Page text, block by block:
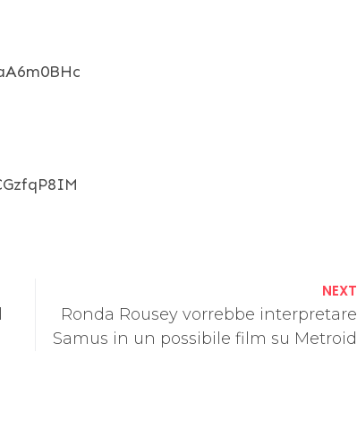
NEXT
Ronda Rousey vorrebbe interpretare
Samus in un possibile film su Metroid